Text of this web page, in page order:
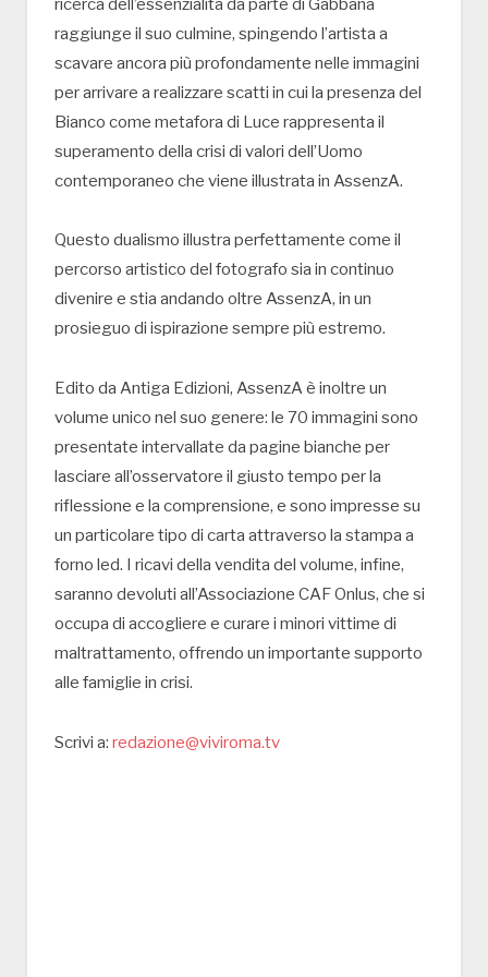
raggiunge il suo culmine, spingendo l’artista a
scavare ancora più profondamente nelle immagini
per arrivare a realizzare scatti in cui la presenza del
Bianco come metafora di Luce rappresenta il
superamento della crisi di valori dell’Uomo
contemporaneo che viene illustrata in AssenzA.
Questo dualismo illustra perfettamente come il
percorso artistico del fotografo sia in continuo
divenire e stia andando oltre AssenzA, in un
prosieguo di ispirazione sempre più estremo.
Edito da Antiga Edizioni, AssenzA è inoltre un
volume unico nel suo genere: le 70 immagini sono
presentate intervallate da pagine bianche per
lasciare all’osservatore il giusto tempo per la
riflessione e la comprensione, e sono impresse su
un particolare tipo di carta attraverso la stampa a
forno led. I ricavi della vendita del volume, infine,
saranno devoluti all’Associazione CAF Onlus, che si
occupa di accogliere e curare i minori vittime di
maltrattamento, offrendo un importante supporto
alle famiglie in crisi.
Scrivi a: redazione@viviroma.tv